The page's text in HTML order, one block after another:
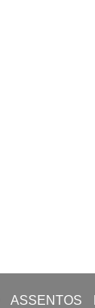
ASSENTOS